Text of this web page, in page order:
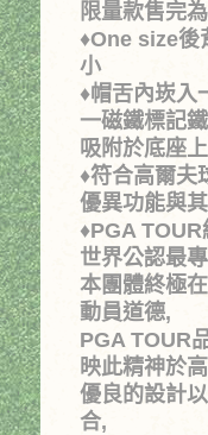
限量款售完
♦One size後
小
♦帽舌內崁入
一磁鐵標記鐵
吸附於底座
♦符合高爾夫
優異功能與
♦PGA
世界公認最
本團體終極
動員道德,
PGA TOUR
映此精神於
優良的設計
合,